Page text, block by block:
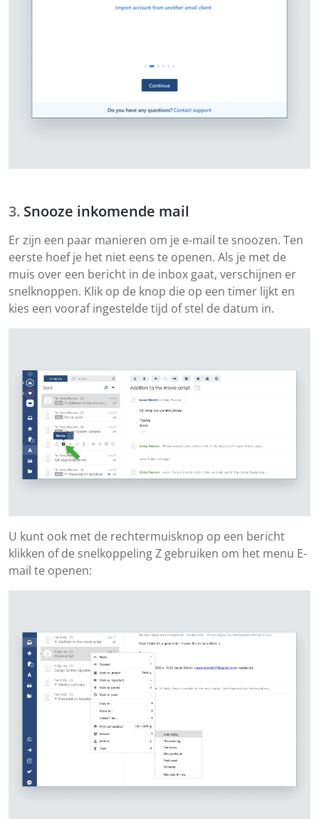
Snooze inkomende mail
Er zijn een paar manieren om je e-mail te snoozen. Ten
eerste hoef je het niet eens te openen. Als je met de
muis over een bericht in de inbox gaat, verschijnen er
snelknoppen. Klik op de knop die op een timer lijkt en
kies een vooraf ingestelde tijd of stel de datum in.
U kunt ook met de rechtermuisknop op een bericht
klikken of de snelkoppeling Z gebruiken om het menu E-
mail te openen: